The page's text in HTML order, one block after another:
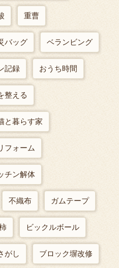
重曹
バッグ ベランビング
記録 おうち時間
整える
と暮らす家
フォーム
チン解体
不織布 ガムテープ
ビックルボール
がし ブロック塀改修